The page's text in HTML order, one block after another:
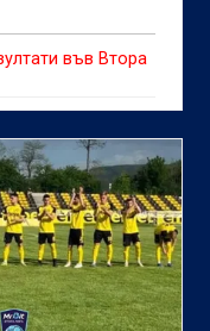
във Втора